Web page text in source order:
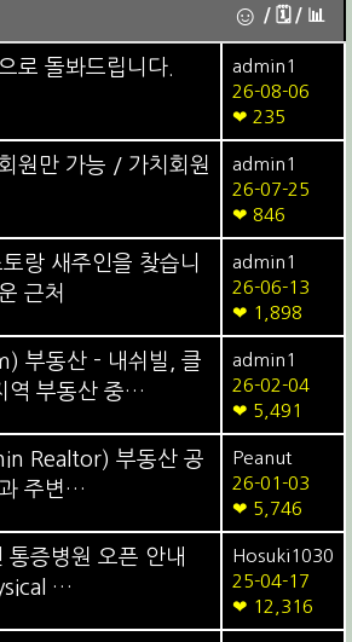
☺ / 🗓︎ / 📊
로 돌봐드립니다.
admin1
26-08-06
❤ 235
원만 가능 / 가치회원
admin1
26-07-25
❤ 846
랑 새주인을 찾습니
근처
admin1
26-06-13
❤ 1,898
부동산 - 내쉬빌, 클
역 부동산 중…
admin1
26-02-04
❤ 5,491
Realtor) 부동산 공
주변…
Peanut
26-01-03
❤ 5,746
통증병원 오픈 안내
…
Hosuki1030
25-04-17
❤ 12,316